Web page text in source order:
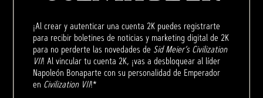
¡Al crear y autenticar una cuenta 2K puedes registrarte
para recibir boletines de noticias y marketing digital de 2K
para no perderte las novedades de Sid Meier’s Civilization
VII! Al vincular tu cuenta 2K, ¡vas a desbloquear al líder
Napoleón Bonaparte con su personalidad de Emperador
en Civilization VII!*